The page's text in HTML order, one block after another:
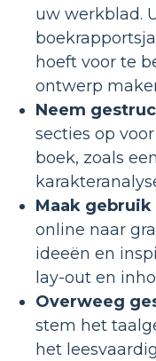
uw werkblad.
hoeft voor te
ontwerp
Neem
secties op
boek, zoals
Maak
online naar
ideeën en
lay-out en
Overweeg
stem het
het